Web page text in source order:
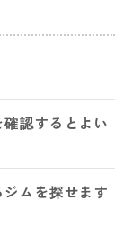
認するとよい
ムを探せます